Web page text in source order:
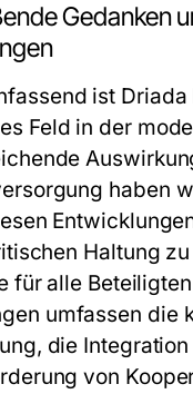
Gedanken
ist
Feld in der
haben
Haltung
für alle
umfassen die
die
von